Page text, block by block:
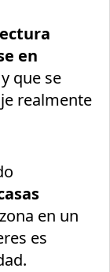
en
que se
realmente
en un
es